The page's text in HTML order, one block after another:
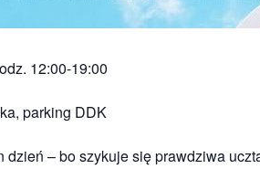
12:00-19:00
parking DDK
– bo szykuje się prawdziwa